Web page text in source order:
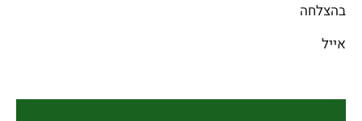
בהצלחה
אייל